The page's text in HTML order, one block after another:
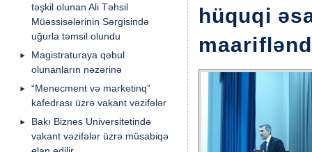
təşkil olunan Ali Təhsil
Müəssisələrinin Sərgisində
uğurla təmsil olundu
Magistraturaya qəbul
olunanların nəzərinə
“Menecment və marketinq”
kafedrası üzrə vakant vəzifələr
Bakı Biznes Universitetində
vakant vəzifələr üzrə müsabiqə
hüquqi